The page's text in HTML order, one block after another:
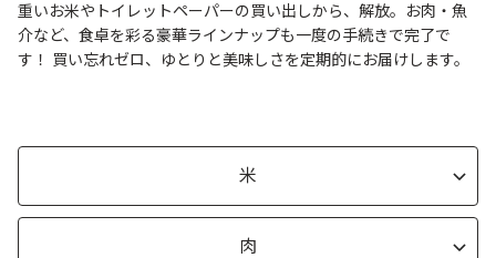
重いお米やトイレットペーパーの買い出しから、解放。お肉・魚
介など、食卓を彩る豪華ラインナップも一度の手続きで完了で
す！ 買い忘れゼロ、ゆとりと美味しさを定期的にお届けします。
米
肉